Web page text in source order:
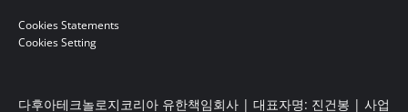
Cookies Statements
Cookies Setting
다후아테크놀로지코리아 유한책임회사 | 대표자명: 진건봉 | 사업